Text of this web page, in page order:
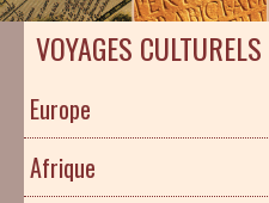
VOYAGES CULTURELS
Europe
Afrique